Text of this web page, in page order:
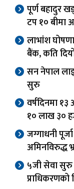
पूर्ण बहादुर
टप १० बीमा
लाभांश
बैंक, कति
सन नेपाल
सुरु
वर्षदिनमा
१० लाख ३०
जग्गाधनी
अमिनविरुद्ध
५जी सेवा सुरु
प्राधिकरणको